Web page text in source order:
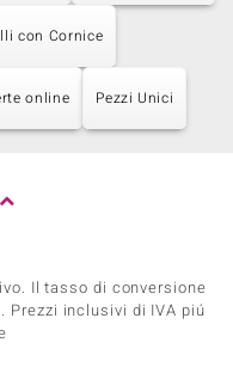
con Cornice
online Pezzi Unici
Il tasso di conversione
Prezzi inclusivi di IVA piú